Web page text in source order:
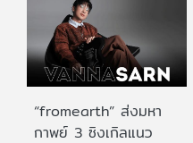
“fromearth” ส่งมหา
กาพย์ 3 ซิงเกิลแนว